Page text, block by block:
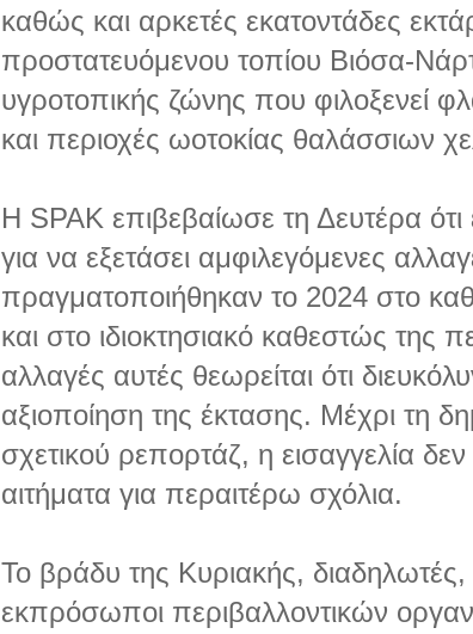
καθώς και αρκετές εκατοντάδες
προστατευόμενου τοπίου Βιόσα-
υγροτοπικής ζώνης που φιλοξενεί
και περιοχές ωοτοκίας θαλάσσιων
Η SPAK επιβεβαίωσε τη Δευτέρα ότι
για να εξετάσει αμφιλεγόμενες
πραγματοποιήθηκαν το 2024 στο
και στο ιδιοκτησιακό καθεστώς της
αλλαγές αυτές θεωρείται ότι
αξιοποίηση της έκτασης. Μέχρι τη
σχετικού ρεπορτάζ, η εισαγγελία
αιτήματα για περαιτέρω σχόλια.
Το βράδυ της Κυριακής, διαδηλωτές,
εκπρόσωποι περιβαλλοντικών